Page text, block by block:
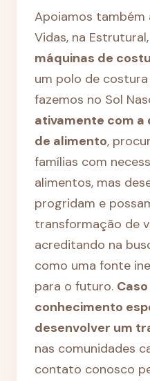
Apoiamos também
Vidas, na Estrutural,
máquinas de
um polo de
fazemos no Sol
ativamente com a
de alimento,
famílias com
alimentos, mas
progridam e
transformação de
acreditando na
como uma fonte
para o futuro.
conhecimento
desenvolver um
nas comunidades
contato conosco